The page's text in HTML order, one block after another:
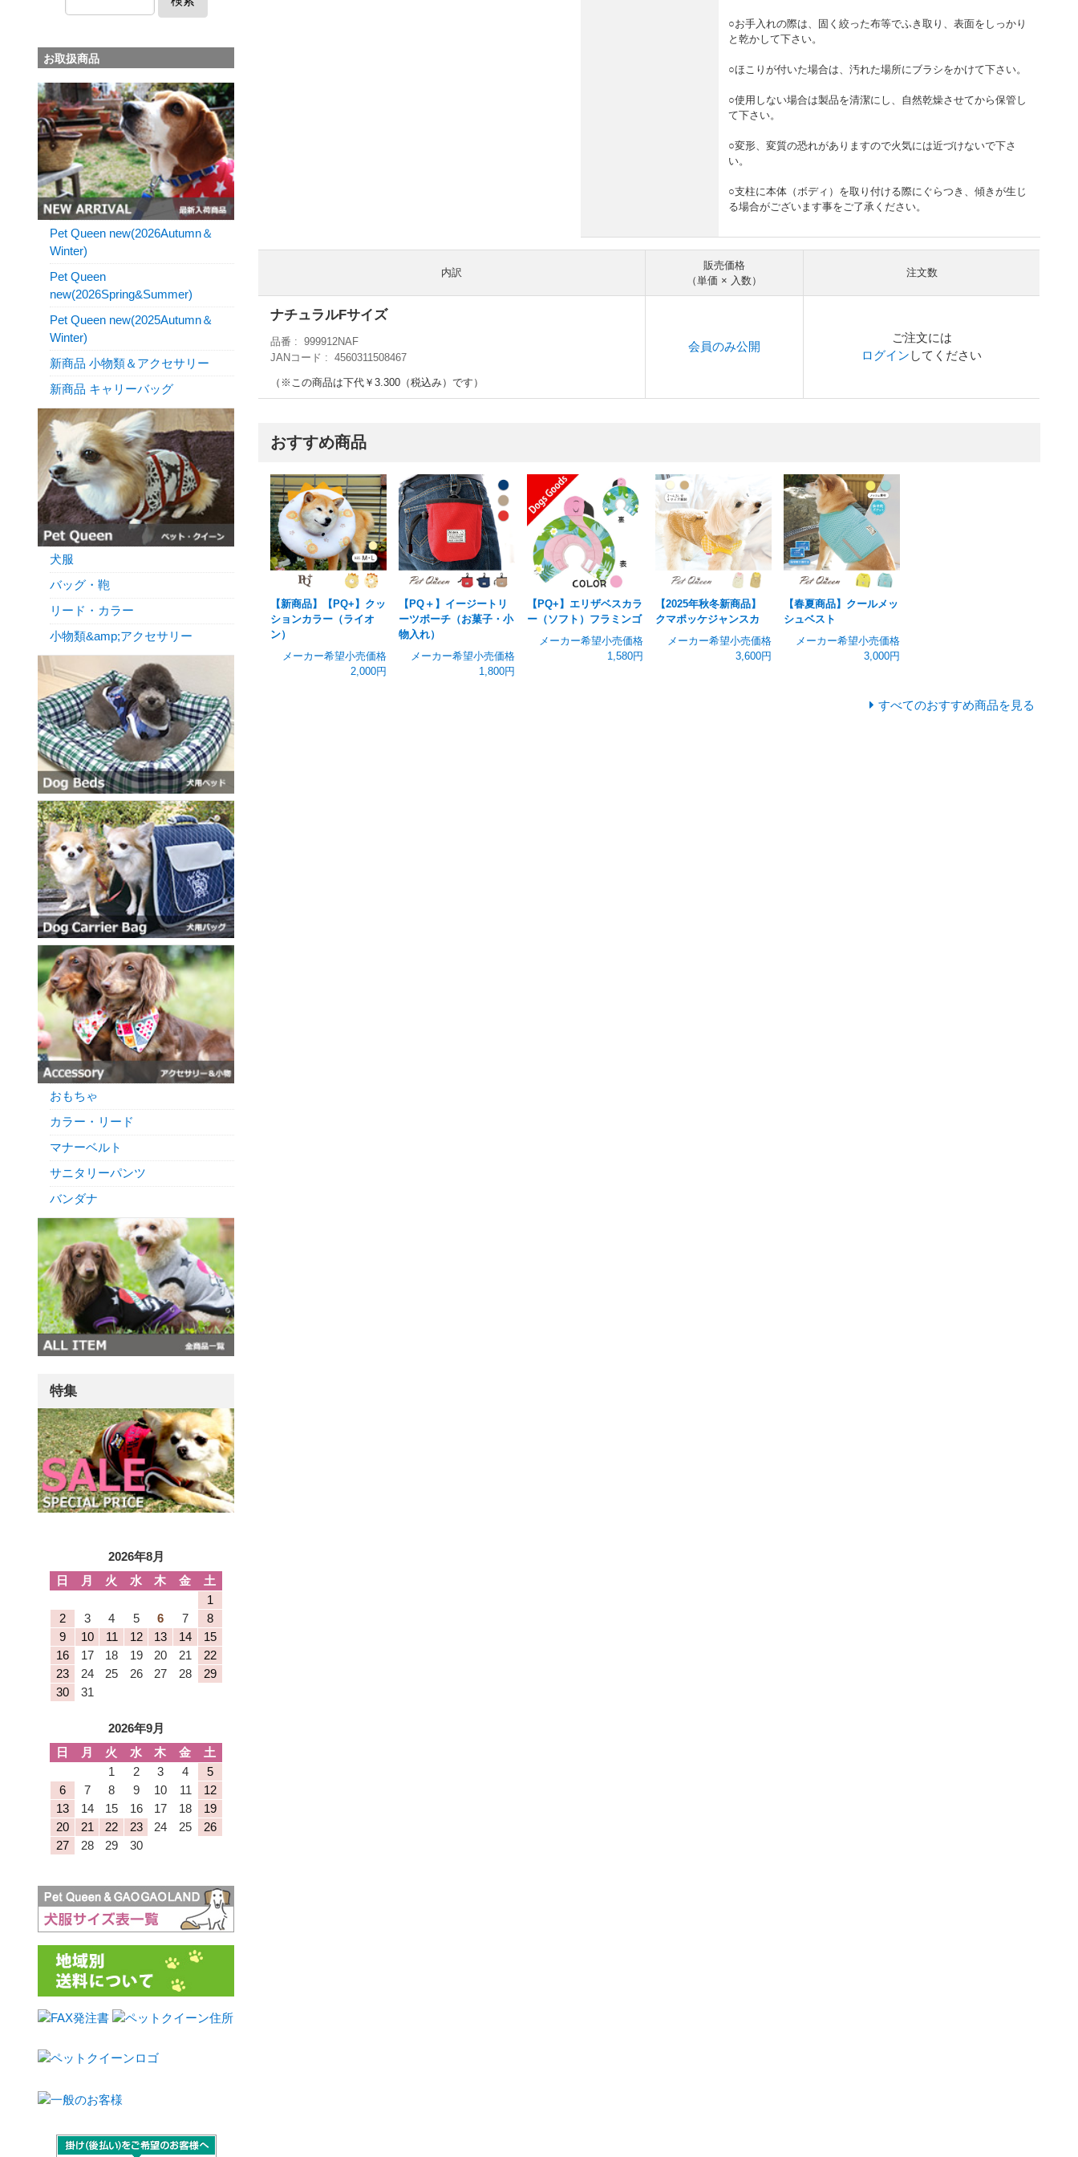
○お手入れの際は、固く絞った布等でふき取り、表面をしっかり
と乾かして下さい。
○ほこりが付いた場合は、汚れた場所にブラシをかけて下さい。
○使用しない場合は製品を清潔にし、自然乾燥させてから保管し
て下さい。
○変形、変質の恐れがありますので火気には近づけないで下さ
い。
○支柱に本体（ボディ）を取り付ける際にぐらつき、傾きが生じ
る場合がございます事をご了承ください。
内訳
販売価格
（単価 × 入数）
注文数
ナチュラルFサイズ
品番
999912NAF
JANコード
4560311508467
（※この商品は下代￥3.300（税込み）です）
会員のみ公開
ご注文には
ログイン してください
おすすめ商品
【新商品】【PQ+】クッ
ションカラー（ライオ
ン）
メーカー希望小売価格
2,000円
【PQ＋】イージートリ
ーツポーチ（お菓子・小
物入れ）
メーカー希望小売価格
1,800円
【PQ+】エリザベスカラ
ー（ソフト）フラミンゴ
メーカー希望小売価格
1,580円
【2025年秋冬新商品】
クマポッケジャンスカ
メーカー希望小売価格
3,600円
【春夏商品】クールメッ
シュベスト
メーカー希望小売価格
3,000円
すべてのおすすめ商品を見る
お取扱商品
Pet Queen new(2026Autumn＆
Winter)
Pet Queen
new(2026Spring&Summer)
Pet Queen new(2025Autumn＆
Winter)
新商品 小物類＆アクセサリー
新商品 キャリーバッグ
犬服
バッグ・鞄
リード・カラー
小物類&amp;アクセサリー
おもちゃ
カラー・リード
マナーベルト
サニタリーパンツ
バンダナ
特集
2026年8月
日
月 火 水 木 金
土
1
2
3 4 5 6 7
8
9
10 11 12 13 14
15
16
17 18 19 20 21
22
23
24 25 26 27 28
29
30
31
2026年9月
日
月 火 水 木 金
土
1
2 3 4
5
6
7 8 9 10 11
12
13
14 15 16 17 18
19
20
21 22 23 24 25
26
27
28 29 30